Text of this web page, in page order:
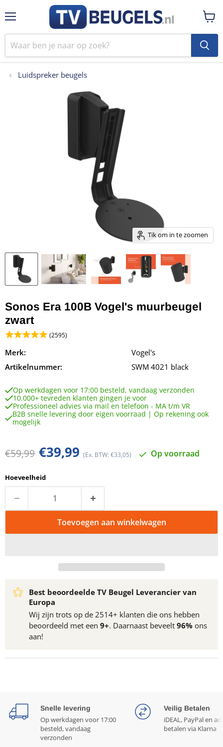
Luidspreker beugels
Tik om in te zoomen
Sonos Era 100B Vogel's muurbeugel
zwart
(2595)
Merk:
Vogel's
Artikelnummer:
SWM 4021 black
Op werkdagen voor 17:00 besteld, vandaag verzonden
10.000+ tevreden klanten gingen je voor
Professioneel advies via mail en telefoon - MA t/m VR
B2B snelle levering door eigen voorraad | Op rekening ook
mogelijk
Oorspronkelijke prijs
€59,99 Huidige prijs
€39,99 (Ex. BTW: €33,05) Op voorraad
Hoeveelheid
Toevoegen aan winkelwagen
Best beoordeelde TV Beugel Leverancier van
Europa
Wij zijn trots op de 2514+ klanten die ons hebben
beoordeeld met een 9+. Daarnaast beveelt 96% ons
aan!
Snelle levering
Op werkdagen voor 17:00
besteld, vandaag
verzonden
Veilig Betalen
iDEAL, PayPal en
betalen via Klarna